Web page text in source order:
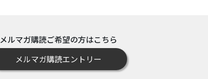
メルマガ購読ご希望の方はこちら
メルマガ購読エントリー